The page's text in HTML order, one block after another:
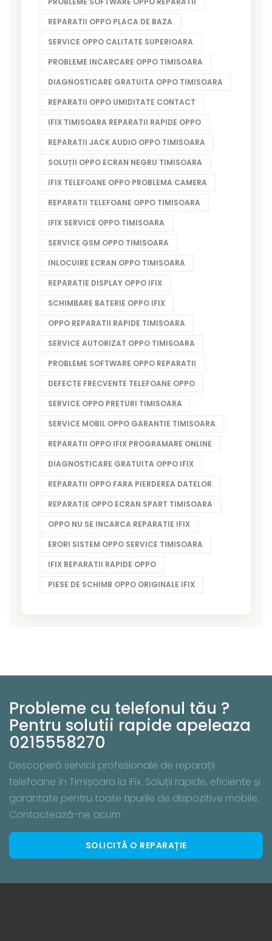
REPARATII OPPO PLACA DE BAZA
SERVICE OPPO CALITATE SUPERIOARA
PROBLEME INCARCARE OPPO TIMISOARA
DIAGNOSTICARE GRATUITA OPPO TIMISOARA
REPARATII OPPO UMIDITATE CONTACT
IFIX TIMISOARA REPARATII RAPIDE OPPO
REPARATII JACK AUDIO OPPO TIMISOARA
SOLUȚII OPPO ECRAN NEGRU TIMISOARA
IFIX TELEFOANE OPPO PROBLEMA CAMERA
REPARATII TELEFOANE OPPO TIMISOARA
IFIX SERVICE OPPO TIMISOARA
SERVICE GSM OPPO TIMISOARA
INLOCUIRE ECRAN OPPO TIMISOARA
REPARATIE DISPLAY OPPO IFIX
SCHIMBARE BATERIE OPPO IFIX
OPPO REPARATII RAPIDE TIMISOARA
SERVICE AUTORIZAT OPPO TIMISOARA
PROBLEME SOFTWARE OPPO REPARATII
DEFECTE FRECVENTE TELEFOANE OPPO
SERVICE OPPO PRETURI TIMISOARA
SERVICE MOBIL OPPO GARANTIE TIMISOARA
REPARATII OPPO IFIX PROGRAMARE ONLINE
DIAGNOSTICARE GRATUITA OPPO IFIX
REPARATII OPPO FARA PIERDEREA DATELOR
REPARATIE OPPO ECRAN SPART TIMISOARA
OPPO NU SE INCARCA REPARATIE IFIX
ERORI SISTEM OPPO SERVICE TIMISOARA
IFIX REPARATII RAPIDE OPPO
PIESE DE SCHIMB OPPO ORIGINALE IFIX
Probleme cu telefonul tău ?
Pentru solutii rapide apeleaza
0215558270
Descoperă servicii profesionale de reparații
telefoane în Timișoara la iFix. Soluții rapide, eficiente și
garantate pentru toate tipurile de dispozitive mobile.
Contactează-ne acum
SOLICITĂ O REPARAȚIE